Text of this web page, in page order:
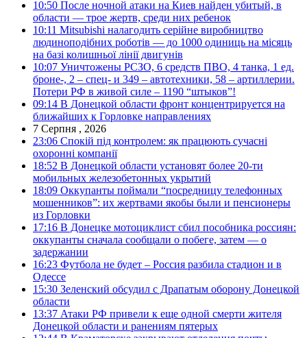
10:50 После ночной атаки на Киев найден убитый, в
области — трое жертв, среди них ребенок
10:11 Mitsubishi налагодить серійне виробництво
людиноподібних роботів — до 1000 одиниць на місяць
на базі колишньої лінії двигунів
10:07 Уничтожены РСЗО, 6 средств ПВО, 4 танка, 1 ед.
броне-, 2 – спец- и 349 – автотехники, 58 – артиллерии.
Потери РФ в живой силе – 1190 “штыков”!
09:14 В Донецкой области фронт концентрируется на
ближайших к Горловке направлениях
7 Серпня , 2026
23:06 Спокій під контролем: як працюють сучасні
охоронні компанії
18:52 В Донецкой области установят более 20-ти
мобильных железобетонных укрытий
18:09 Оккупанты поймали “посредницу телефонных
мошенников”: их жертвами якобы были и пенсионеры
из Горловки
17:16 В Донецке мотоциклист сбил пособника россиян:
оккупанты сначала сообщали о побеге, затем — о
задержании
16:23 Футбола не будет – Россия разбила стадион и в
Одессе
15:30 Зеленский обсудил с Драпатым оборону Донецкой
области
13:37 Атаки РФ привели к еще одной смерти жителя
Донецкой области и ранениям пятерых